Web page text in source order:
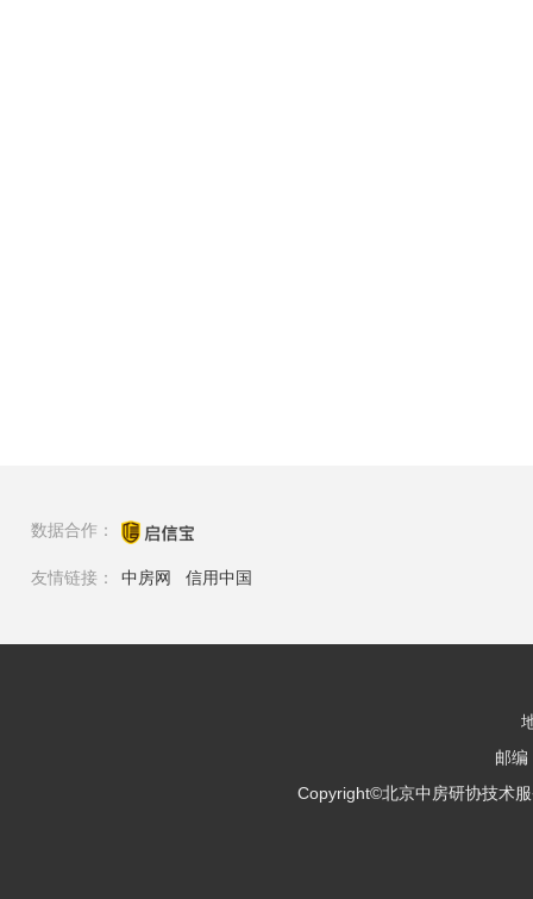
数据合作：
友情链接： 中房网 信用中国
邮
Copyright©北京中房研协技术